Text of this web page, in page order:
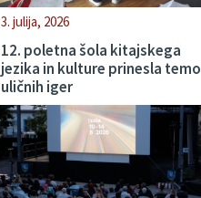
3. julija, 2026
12. poletna šola kitajskega
jezika in kulture prinesla temo
uličnih iger